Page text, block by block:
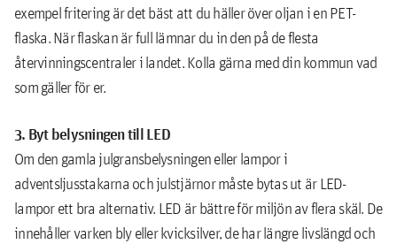
exempel fritering är det bäst att du häller över oljan i en PET-
flaska. När flaskan är full lämnar du in den på de flesta
återvinningscentraler i landet. Kolla gärna med din kommun vad
som gäller för er.
3. Byt belysningen till LED
Om den gamla julgransbelysningen eller lampor i
adventsljusstakarna och julstjärnor måste bytas ut är LED-
lampor ett bra alternativ. LED är bättre för miljön av flera skäl. De
innehåller varken bly eller kvicksilver, de har längre livslängd och